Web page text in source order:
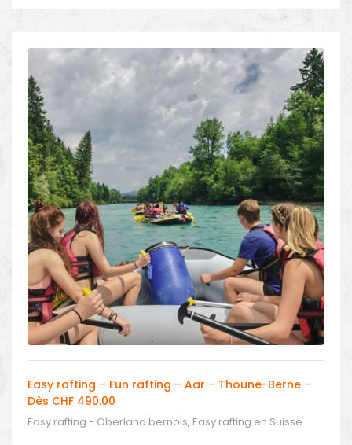
Easy rafting – Fun rafting – Aar – Thoune-Berne –
Dès CHF 490.00
Easy rafting - Oberland bernois, Easy rafting en Suisse